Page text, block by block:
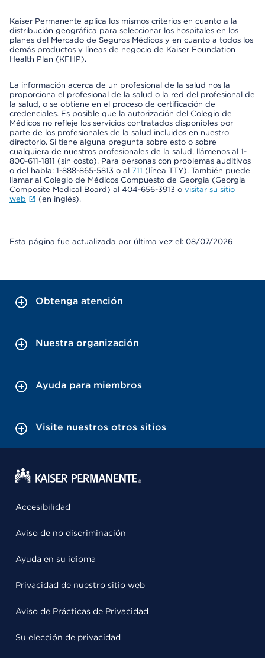
Kaiser Permanente aplica los mismos criterios en cuanto a la
distribución geográfica para seleccionar los hospitales en los
planes del Mercado de Seguros Médicos y en cuanto a todos los
demás productos y líneas de negocio de Kaiser Foundation
Health Plan (KFHP).
La información acerca de un profesional de la salud nos la
proporciona el profesional de la salud o la red del profesional de
la salud, o se obtiene en el proceso de certificación de
credenciales. Es posible que la autorización del Colegio de
Médicos no refleje los servicios contratados disponibles por
parte de los profesionales de la salud incluidos en nuestro
directorio. Si tiene alguna pregunta sobre esto o sobre
cualquiera de nuestros profesionales de la salud, llámenos al 1-
800-611-1811 (sin costo). Para personas con problemas auditivos
o del habla: 1-888-865-5813 o al 711 (línea TTY). También puede
llamar al Colegio de Médicos Compuesto de Georgia (Georgia
Composite Medical Board) al 404-656-3913 o visitar su sitio
web
(en inglés).
Esta página fue actualizada por última vez el: 08/07/2026
Obtenga atención
Nuestra organización
Ayuda para miembros
Visite nuestros otros sitios
Accesibilidad
Aviso de no discriminación
Ayuda en su idioma
Privacidad de nuestro sitio web
Aviso de Prácticas de Privacidad
Su elección de privacidad